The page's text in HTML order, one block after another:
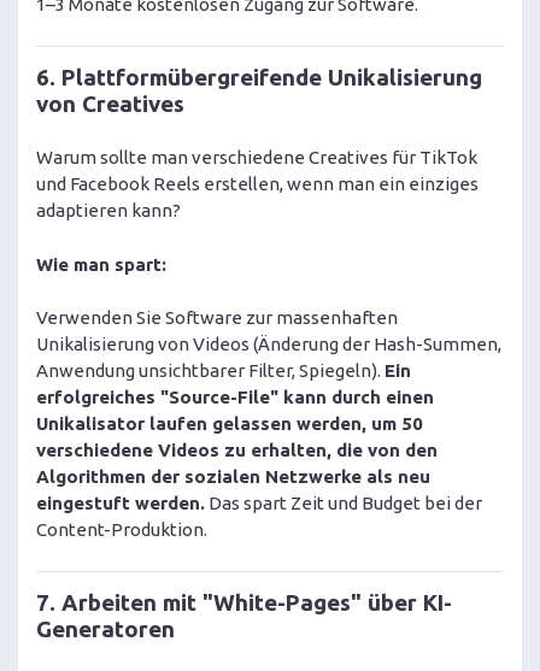
1–3 Monate kostenlosen Zugang zur Software.
6. Plattformübergreifende Unikalisierung
von Creatives
Warum sollte man verschiedene Creatives für TikTok
und Facebook Reels erstellen, wenn man ein einziges
adaptieren kann?
Wie man spart:
Verwenden Sie Software zur massenhaften
Unikalisierung von Videos (Änderung der Hash-Summen,
Anwendung unsichtbarer Filter, Spiegeln). Ein
erfolgreiches "Source-File" kann durch einen
Unikalisator laufen gelassen werden, um 50
verschiedene Videos zu erhalten, die von den
Algorithmen der sozialen Netzwerke als neu
eingestuft werden. Das spart Zeit und Budget bei der
Content-Produktion.
7. Arbeiten mit "White-Pages" über KI-
Generatoren